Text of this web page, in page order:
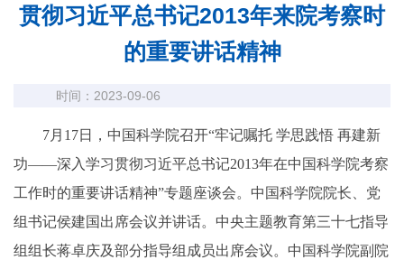
贯彻习近平总书记2013年来院考察时
的重要讲话精神
时间：2023-09-06
7月17日，中国科学院召开“牢记嘱托 学思践悟 再建新
功——深入学习贯彻习近平总书记2013年在中国科学院考察
工作时的重要讲话精神”专题座谈会。中国科学院院长、党
组书记侯建国出席会议并讲话。中央主题教育第三十七指导
组组长蒋卓庆及部分指导组成员出席会议。中国科学院副院